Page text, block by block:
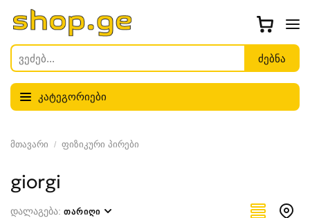
კატეგორიები
მთავარი ფიზიკური პირები
giorgi
დალაგება: ᲗᲐᲠᲘᲦᲘ